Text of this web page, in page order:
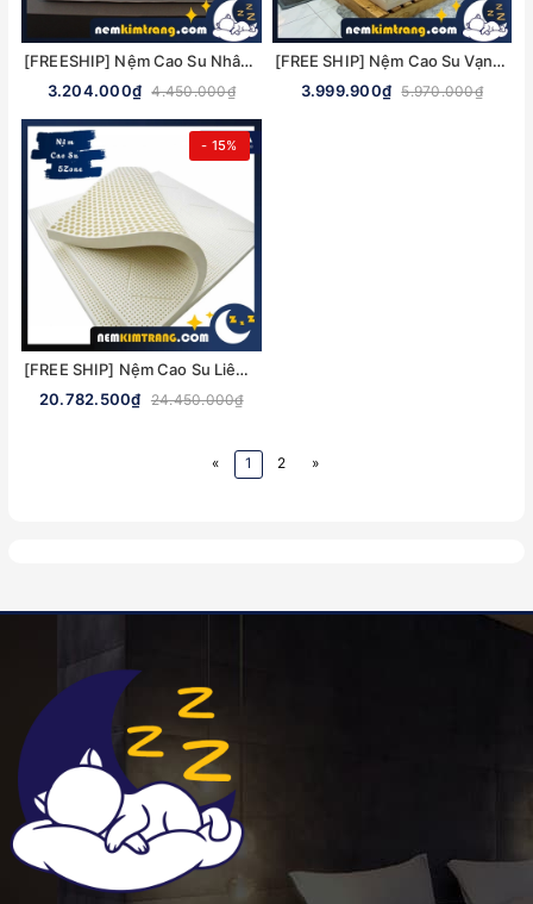
[FREESHIP] Nệm Cao Su Nhân Tạo Edena Royal - CHÍNH HÃNG, BẢO HÀNH 5 NĂM
3.204.000₫ 4.450.000₫
[FREE SHIP] Nệm Cao Su Vạn Thành Standard - CHÍNH HÃNG, BẢO HÀNH 12 NĂM
3.999.900₫ 5.970.000₫
- 15%
[FREE SHIP] Nệm Cao Su Liên Á 5Zone - CHÍNH HÃNG, BẢO HÀNH 12 NĂM
20.782.500₫ 24.450.000₫
« 1 2 »